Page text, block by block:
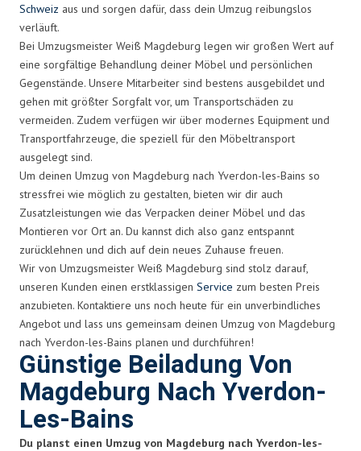
Schweiz aus und sorgen dafür, dass dein Umzug reibungslos
verläuft.
Bei Umzugsmeister Weiß Magdeburg legen wir großen Wert auf
eine sorgfältige Behandlung deiner Möbel und persönlichen
Gegenstände. Unsere Mitarbeiter sind bestens ausgebildet und
gehen mit größter Sorgfalt vor, um Transportschäden zu
vermeiden. Zudem verfügen wir über modernes Equipment und
Transportfahrzeuge, die speziell für den Möbeltransport
ausgelegt sind.
Um deinen Umzug von Magdeburg nach Yverdon-les-Bains so
stressfrei wie möglich zu gestalten, bieten wir dir auch
Zusatzleistungen wie das Verpacken deiner Möbel und das
Montieren vor Ort an. Du kannst dich also ganz entspannt
zurücklehnen und dich auf dein neues Zuhause freuen.
Wir von Umzugsmeister Weiß Magdeburg sind stolz darauf,
unseren Kunden einen erstklassigen Service zum besten Preis
anzubieten. Kontaktiere uns noch heute für ein unverbindliches
Angebot und lass uns gemeinsam deinen Umzug von Magdeburg
nach Yverdon-les-Bains planen und durchführen!
Günstige Beiladung Von
Magdeburg Nach Yverdon-
Les-Bains
Du planst einen Umzug von Magdeburg nach Yverdon-les-